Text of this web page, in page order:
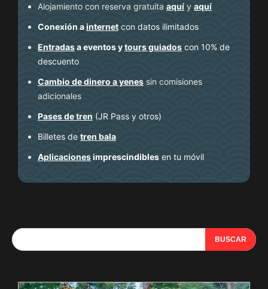
Alojamiento con reserva gratuita aquí y aquí
Conexión ainternet con datos ilimitados
Entradasa eventos ytours guiados con 10% de
descuento
Cambio de dinero a yenes sin comisiones
adicionales
Pases de tren (JR Pass y otros)
Billetes de tren bala
Aplicacionesimprescindibles en tu móvil
BUSCAR